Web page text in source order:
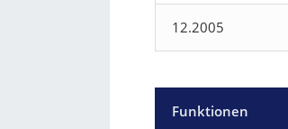
12.2005
Funktionen